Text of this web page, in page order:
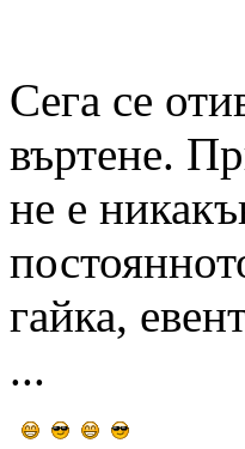
Сега се
въртене.
не е
гайка,
...